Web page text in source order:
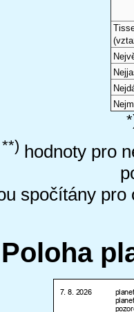
**) hodnoty pro
spočítány pro
Poloha